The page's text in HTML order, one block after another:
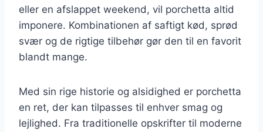
eller en afslappet weekend, vil porchetta altid
imponere. Kombinationen af saftigt kød, sprød
svær og de rigtige tilbehør gør den til en favorit
blandt mange.
Med sin rige historie og alsidighed er porchetta
en ret, der kan tilpasses til enhver smag og
lejlighed. Fra traditionelle opskrifter til moderne